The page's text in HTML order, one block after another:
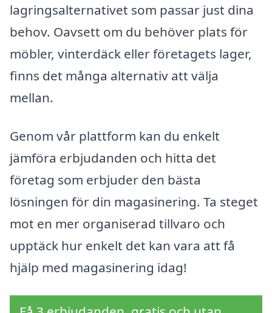
lagringsalternativet som passar just dina
behov. Oavsett om du behöver plats för
möbler, vinterdäck eller företagets lager,
finns det många alternativ att välja
mellan.
Genom vår plattform kan du enkelt
jämföra erbjudanden och hitta det
företag som erbjuder den bästa
lösningen för din magasinering. Ta steget
mot en mer organiserad tillvaro och
upptäck hur enkelt det kan vara att få
hjälp med magasinering idag!